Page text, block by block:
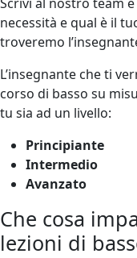
necessità e qual è il
troveremo
L’insegnante che ti
corso di basso su
tu sia ad un livello:
Principiante
Intermedio
Avanzato
Che cosa
lezioni di